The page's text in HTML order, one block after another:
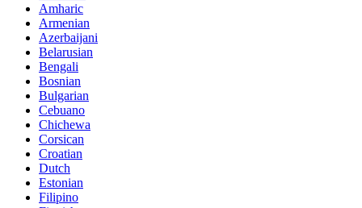
Amharic
Armenian
Azerbaijani
Belarusian
Bengali
Bosnian
Bulgarian
Cebuano
Chichewa
Corsican
Croatian
Dutch
Estonian
Filipino